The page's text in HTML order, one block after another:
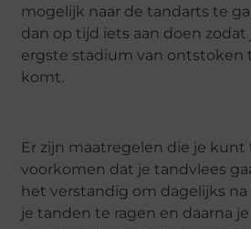
mogelijk naar de tandarts te
dan op tijd iets aan doen
ergste stadium van ontstoken
komt.
Er zijn maatregelen die je
voorkomen dat je tandvlees
het verstandig om dagelijks
je tanden te ragen en daarna